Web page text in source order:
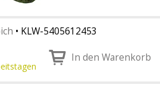
• KLW-5405612453
In den Warenkorb